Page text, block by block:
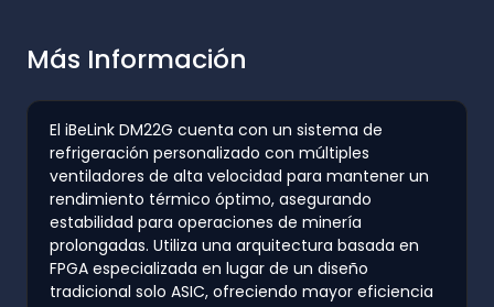
Más Información
El iBeLink DM22G cuenta con un sistema de
refrigeración personalizado con múltiples
ventiladores de alta velocidad para mantener un
rendimiento térmico óptimo, asegurando
estabilidad para operaciones de minería
prolongadas. Utiliza una arquitectura basada en
FPGA especializada en lugar de un diseño
tradicional solo ASIC, ofreciendo mayor eficiencia